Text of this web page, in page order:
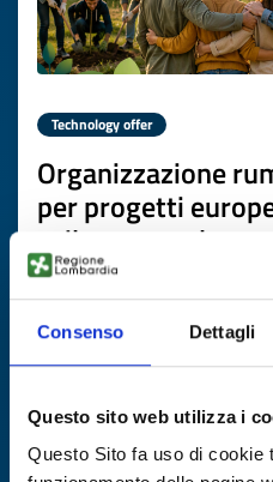
Consenso Dettagli
Questo sito web utilizza i
Questo Sito fa uso di
Technology offer
Organizzazione
per progetti
sviluppo rurale
ID: TORO20260706008